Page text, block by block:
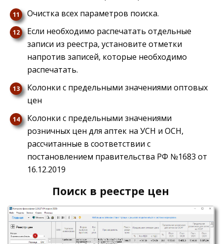
Очистка всех параметров поиска.
Если необходимо распечатать отдельные
записи из реестра, установите отметки
напротив записей, которые необходимо
распечатать.
Колонки с предельными значениями оптовых
цен
Колонки с предельными значениями
розничных цен для аптек на УСН и ОСН,
рассчитанные в соответствии с
постановлением правительства РФ №1683 от
16.12.2019
Поиск в реестре цен